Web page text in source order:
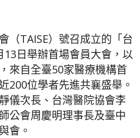
（TAISE）號召成立的「台
日舉辦首場會員大會，以
來自全臺50家醫療機構首
200位學者先進共襄盛舉。
儀次長、台灣醫院協會李
公會周慶明理事長及臺中
會。